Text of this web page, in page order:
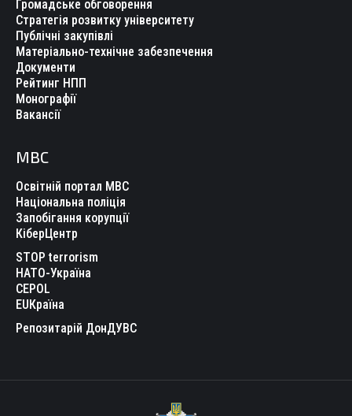
Громадське обговорення
Стратегія розвитку університету
Публічні закупівлі
Матеріально-технічне забезпечення
Документи
Рейтинг НПП
Монографії
Вакансії
МВС
Освітній портал МВС
Національна поліція
Запобігання корупції
КіберЦентр
STOP terrorism
НАТО-Україна
CEPOL
EUКраїна
Репозитарій ДонДУВС